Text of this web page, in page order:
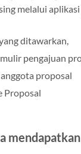
melalui
ditawarkan,
pengajuan
proposal
Proposal